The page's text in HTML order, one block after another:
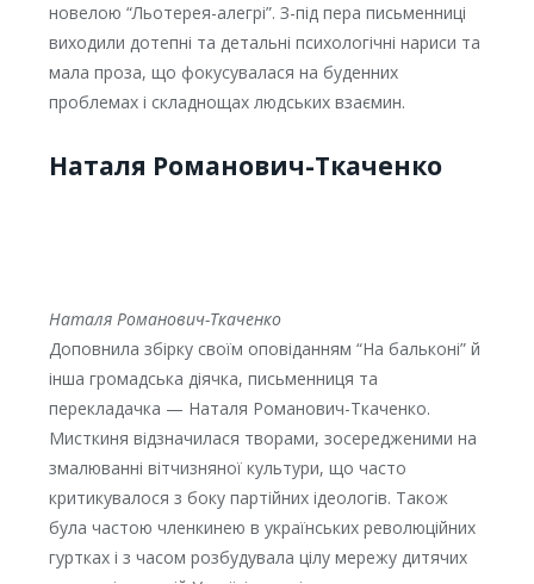
новелою “Льотерея-алегрі”. З-під пера письменниці
виходили дотепні та детальні психологічні нариси та
мала проза, що фокусувалася на буденних
проблемах і складнощах людських взаємин.
Наталя Романович-Ткаченко
Наталя Романович-Ткаченко
Доповнила збірку своїм оповіданням “На бальконі” й
інша громадська діячка, письменниця та
перекладачка — Наталя Романович-Ткаченко.
Мисткиня відзначилася творами, зосередженими на
змалюванні вітчизняної культури, що часто
критикувалося з боку партійних ідеологів. Також
була частою членкинею в українських революційних
гуртках і з часом розбудувала цілу мережу дитячих